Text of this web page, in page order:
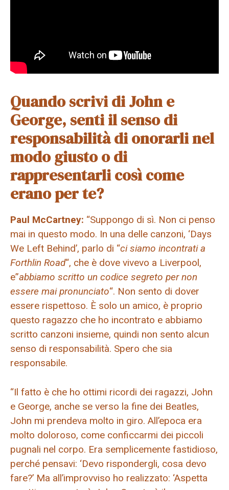
Quando scrivi di John e
George, senti il ​​senso di
responsabilità di onorarli nel
modo giusto o di
rappresentarli così come
erano per te?
Paul McCartney: “Suppongo di sì. Non ci penso
mai in questo modo. In una delle canzoni, ‘Days
We Left Behind’, parlo di “ci siamo incontrati a
Forthlin Road“, che è dove vivevo a Liverpool,
e”abbiamo scritto un codice segreto per non
essere mai pronunciato“. Non sento di dover
essere rispettoso. È solo un amico, è proprio
questo ragazzo che ho incontrato e abbiamo
scritto canzoni insieme, quindi non sento alcun
senso di responsabilità. Spero che sia
responsabile.
“Il fatto è che ho ottimi ricordi dei ragazzi, John
e George, anche se verso la fine dei Beatles,
John mi prendeva molto in giro. All’epoca era
molto doloroso, come conficcarmi dei piccoli
pugnali nel corpo. Era semplicemente fastidioso,
perché pensavi: ‘Devo rispondergli, cosa devo
fare?’ Ma all’improvviso ho realizzato: ‘Aspetta